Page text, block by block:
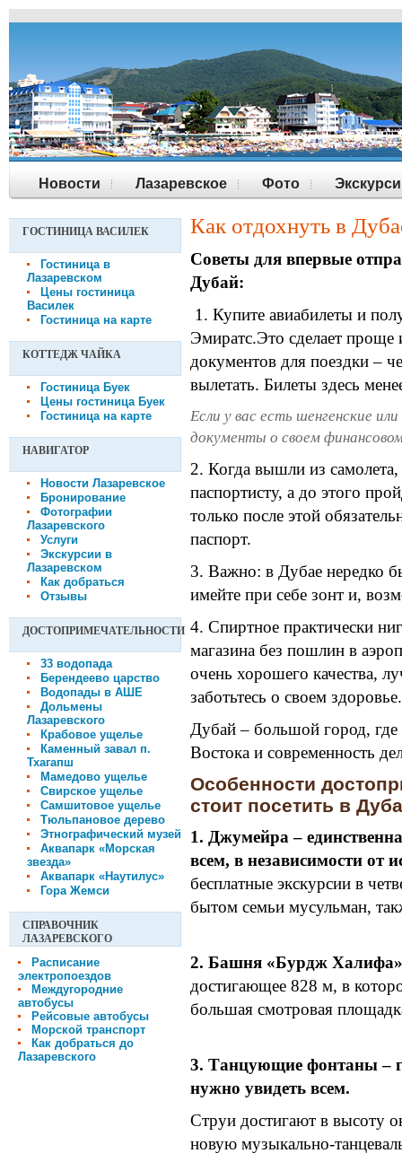
Новости Лазаревское Фото
Как отдохнуть в
Советы для впервые
Дубай:
1. Купите авиабилеты и
Эмиратс.Это сделает проще
документов для поездки –
вылетать. Билеты здесь
Если у вас есть шенгенские
документы о своем
2. Когда вышли из самолета,
паспортисту, а до этого
только после этой
паспорт.
3. Важно: в Дубае нередко
имейте при себе зонт и,
4. Спиртное практически
магазина без пошлин в
очень хорошего качества,
заботьтесь о своем здоровье.
Дубай – большой город,
Востока и современность
Особенности
стоит посетить в
1. Джумейра –
всем, в независимости от
бесплатные экскурсии в
бытом семьи мусульман,
2. Башня «Бурдж Халифа»
достигающее 828 м, в
большая смотровая
3. Танцующие фонтаны –
нужно увидеть всем.
Струи достигают в высоту
новую музыкально-
ГОСТИНИЦА ВАСИЛЕК
Гостиница в
Лазаревском
Цены гостиница
Василек
Гостиница на карте
КОТТЕДЖ ЧАЙКА
Гостиница Буек
Цены гостиница Буек
Гостиница на карте
НАВИГАТОР
Новости Лазаревское
Бронирование
Фотографии
Лазаревского
Услуги
Экскурсии в
Лазаревском
Как добраться
Отзывы
ДОСТОПРИМЕЧАТЕЛЬНОСТИ
33 водопада
Берендеево царство
Водопады в АШЕ
Дольмены
Лазаревского
Крабовое ущелье
Каменный завал п.
Тхагапш
Мамедово ущелье
Свирское ущелье
Самшитовое ущелье
Тюльпановое дерево
Этнографический музей
Аквапарк «Морская
звезда»
Аквапарк «Наутилус»
Гора Жемси
СПРАВОЧНИК
ЛАЗАРЕВСКОГО
Расписание
электропоездов
Междугородние
автобусы
Рейсовые автобусы
Морской транспорт
Как добраться до
Лазаревского